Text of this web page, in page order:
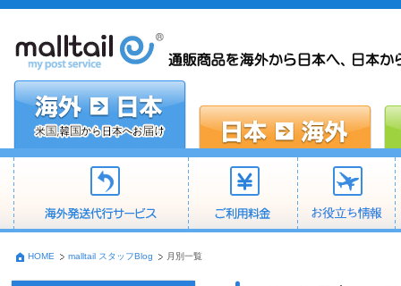
HOME malltail スタッフBlog 月別一覧